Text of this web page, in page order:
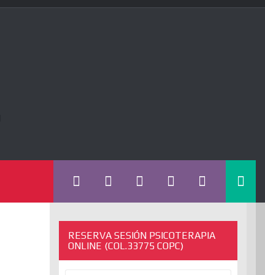
RESERVA SESIÓN PSICOTERAPIA
ONLINE (COL.33775 COPC)